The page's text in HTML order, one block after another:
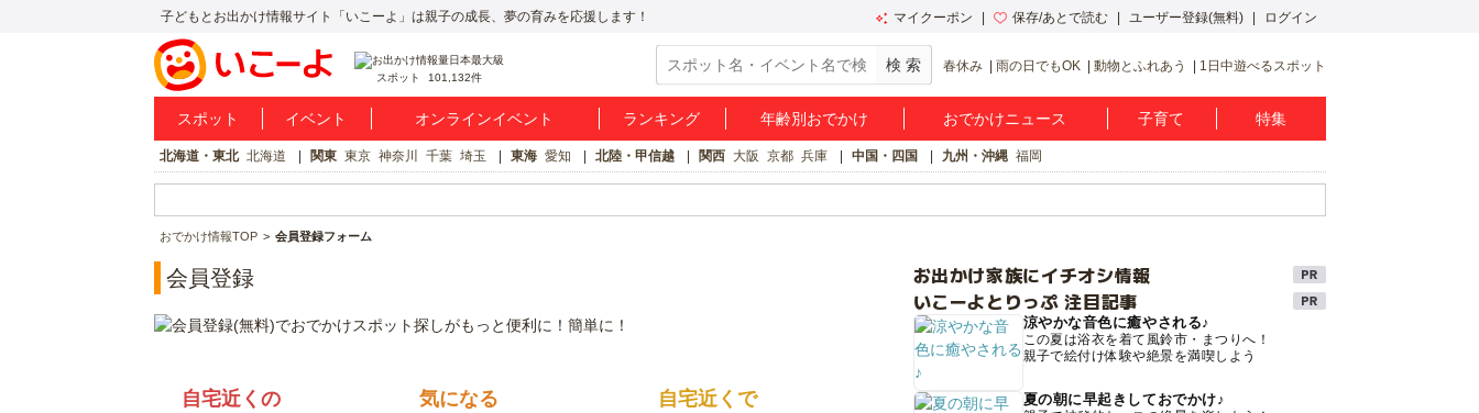
子どもとお出かけ情報サイト「いこーよ」は親子の成長、夢の育みを応援します！ マイクーポン 保存/あとで読む ユーザー登録(無料) ログイン
スポット 101,132件
春休み 雨の日でもOK 動物とふれあう 1日中遊べるスポット
スポット イベント オンラインイベント ランキング 年齢別おでかけ おでかけニュース 子育て 特集
北海道・東北 北海道 関東 東京 神奈川 千葉 埼玉 東海 愛知 北陸・甲信越 関西 大阪 京都 兵庫 中国・四国 九州・沖縄 福岡
おでかけ情報TOP 会員登録フォーム
会員登録
自宅近くの
気になる
自宅近くで
お出かけ家族にイチオシ情報
いこーよとりっぷ 注目記事
涼やかな音色に癒やされる♪
この夏は浴衣を着て風鈴市・まつりへ！
親子で絵付け体験や絶景を満喫しよう
夏の朝に早起きしておでかけ♪